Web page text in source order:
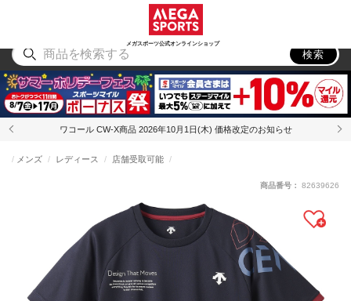
メガスポーツ公式オンラインショップ
アウトドア
検索
ワコール CW-X商品 2026年10月1日(木) 価格改定のお知らせ
メンズ レディース 店舗受取可能
商品番号： 82639626